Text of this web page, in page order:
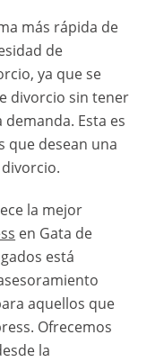
más rápida de
de
ya que se
divorcio sin tener
Esta es
que desean una
la mejor
en Gata de
está
aquellos que
Ofrecemos
la